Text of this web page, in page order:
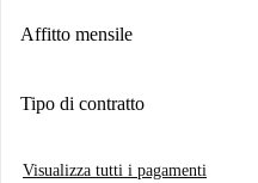
Affitto mensile
Tipo di contratto
Visualizza tutti i pagamenti